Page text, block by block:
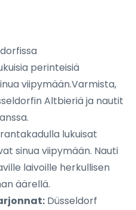
perinteisiä
viipymään.Varmista,
Altbieriä ja nautit
lukuisat
sinua viipymään. Nauti
laivoille herkullisen
äärellä.
Düsseldorf